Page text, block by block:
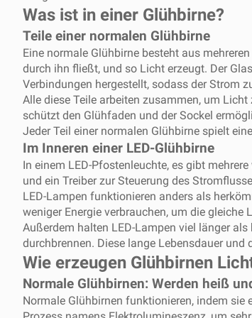
Was ist in einer Glühbirne?
Teile einer normalen Glühbirne
Eine normale Glühbirne besteht aus
durch ihn fließt, und so Licht erzeugt. Der
Verbindungen hergestellt, sodass der Strom
Alle diese Teile arbeiten zusammen, um
schützt den Glühfaden und der Sockel
Jeder Teil einer normalen Glühbirne spielt
Im Inneren einer LED-Glühbirne
In einem LED-Pfostenleuchte, es gibt
und ein Treiber zur Steuerung des
LED-Lampen funktionieren anders als
weniger Energie verbrauchen, um die
Außerdem halten LED-Lampen viel länger
durchbrennen. Diese lange Lebensdauer
Wie erzeugen Glühbirnen
Normale Glühbirnen: Werden heiß
Normale Glühbirnen funktionieren, indem sie